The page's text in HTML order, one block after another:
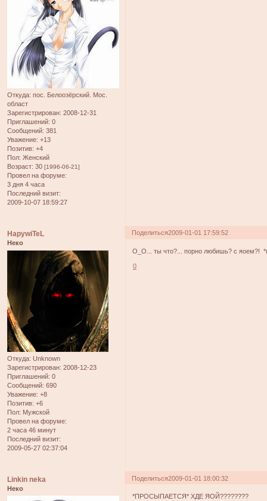
Откуда: пос. Белоозёрский. Мос.
област
Зарегистрирован: 2008-12-31
Приглашений: 0
Сообщений: 381
Уважение: +13
Позитив: +4
Пол: Женский
Возраст: 30 [1996-06-21]
Провел на форуме:
3 дня 4 часа
Последний визит:
2009-10-07 18:59:27
Поделиться2009-01-01 17:59:52
HapywiTeL
Неко
Откуда: Unknown
Зарегистрирован: 2008-12-23
Приглашений: 0
Сообщений: 690
Уважение: +8
Позитив: +6
Пол: Мужской
Провел на форуме:
2 часа 46 минут
Последний визит:
2009-05-27 02:37:04
О_О... ты что?... порно любишь? с яоем?!
0
Поделиться2009-01-01 18:00:32
Linkin neka
Неко
*ПРОСЫПАЕТСЯ* ХДЕ ЯОЙ????????